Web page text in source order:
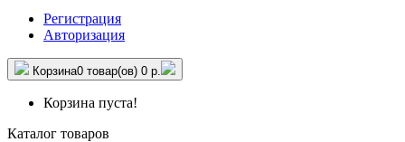
Регистрация
Авторизация
Корзина0 товар(ов) 0 р.
Корзина пуста!
Каталог товаров